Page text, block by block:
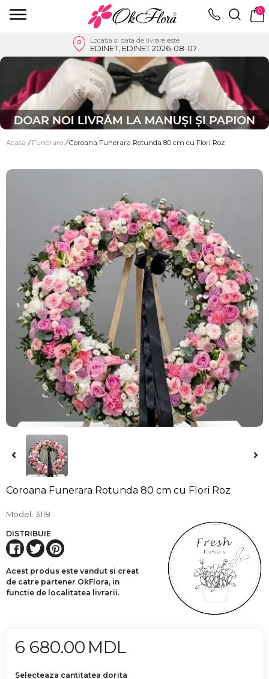
0
Locatia si data de livrare este
EDINET, EDINET 2026-08-07
Acasa / Funerare / Coroana Funerara Rotunda 80 cm cu Flori Roz
Coroana Funerara Rotunda 80 cm cu Flori Roz
Model 3118
DISTRIBUIE
Acest produs este vandut si creat
de catre partener OkFlora, in
functie de localitatea livrarii.
6 680.00 MDL
Selecteaza cantitatea dorita